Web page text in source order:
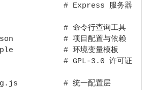
# Express 服务器
# 命令行查询工具
# 项目配置与依赖
# 环境变量模板
# GPL-3.0 许可证
# 统一配置层